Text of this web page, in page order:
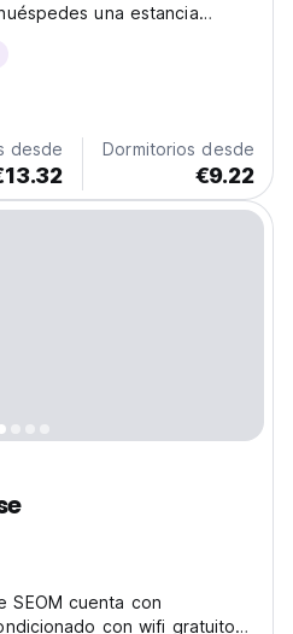
una estancia
en el albergue.
es muy importante para
desde Dormitorios desde
€9.22
SEOM cuenta con
con wifi gratuito y